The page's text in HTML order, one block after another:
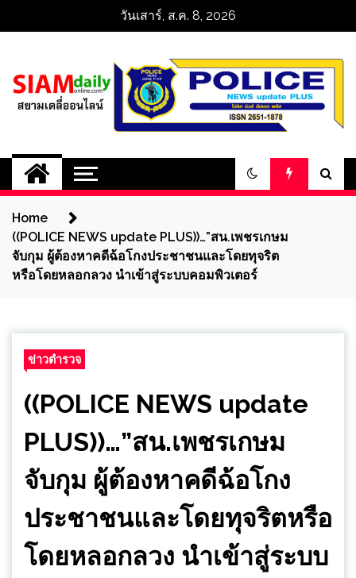
วันเสาร์, ส.ค. 8, 2026
สยามเดลี่ออนไลน์
SiamDailyOnline
Home
((POLICE NEWS update PLUS))…”สน.เพชรเกษม
จับกุม ผู้ต้องหาคดีฉ้อโกงประชาชนและโดยทุจริต
หรือโดยหลอกลวง นำเข้าสู่ระบบคอมพิวเตอร์
ข่าวตำรวจ
((POLICE NEWS update
PLUS))…”สน.เพชรเกษม
จับกุม ผู้ต้องหาคดีฉ้อโกง
ประชาชนและโดยทุจริตหรือ
โดยหลอกลวง นำเข้าสู่ระบบ